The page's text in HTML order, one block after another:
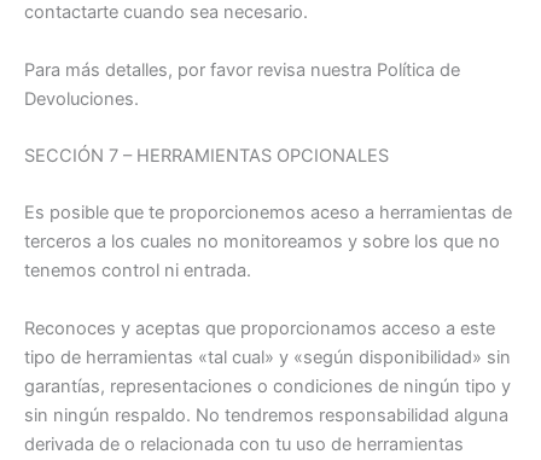
contactarte cuando sea necesario.
Para más detalles, por favor revisa nuestra Política de
Devoluciones.
SECCIÓN 7 – HERRAMIENTAS OPCIONALES
Es posible que te proporcionemos aceso a herramientas de
terceros a los cuales no monitoreamos y sobre los que no
tenemos control ni entrada.
Reconoces y aceptas que proporcionamos acceso a este
tipo de herramientas «tal cual» y «según disponibilidad» sin
garantías, representaciones o condiciones de ningún tipo y
sin ningún respaldo. No tendremos responsabilidad alguna
derivada de o relacionada con tu uso de herramientas